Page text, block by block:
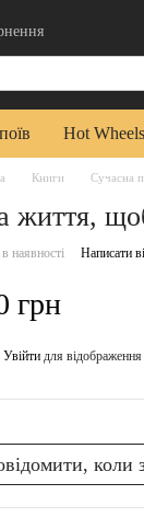
Hot Wheels
Книги Сучасна
життя,
наявності Написати
грн
Увійти для
коли